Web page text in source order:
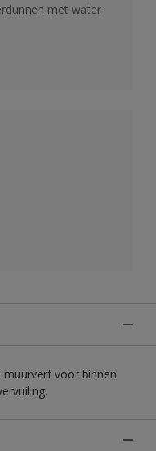
met water
muurverf voor binnen